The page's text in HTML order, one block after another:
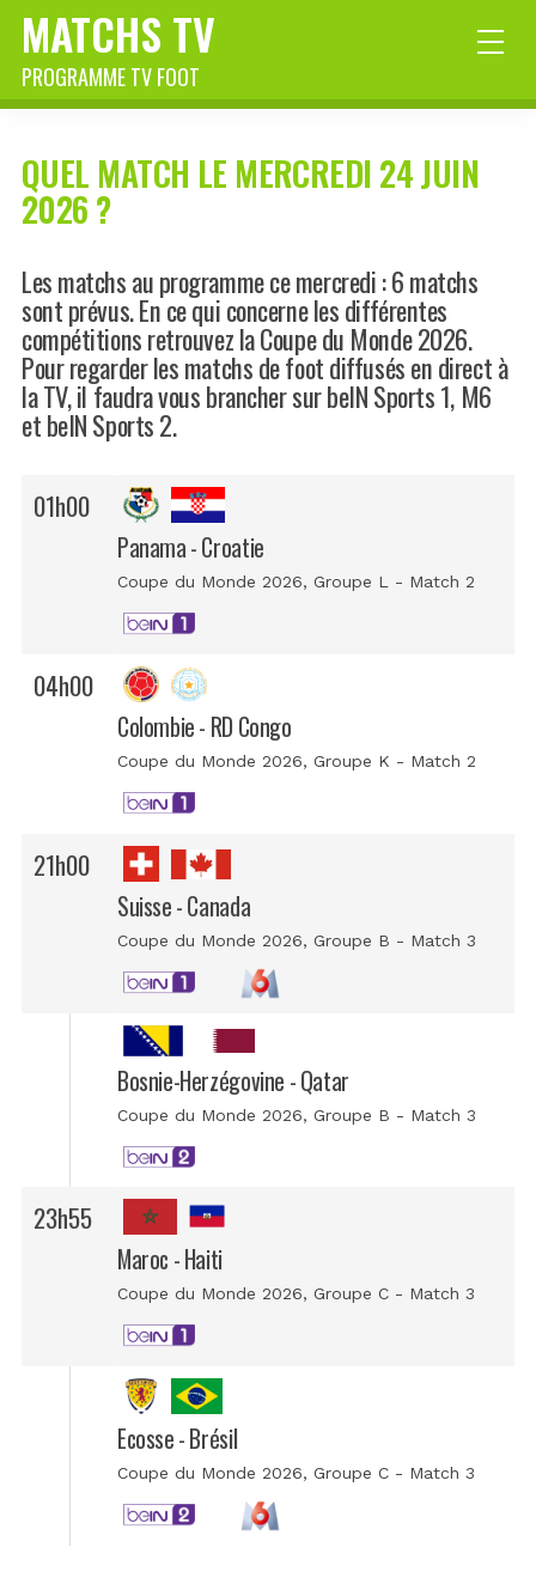
MATCHS TV
PROGRAMME TV FOOT
QUEL MATCH LE MERCREDI 24 JUIN
2026 ?
Les matchs au programme ce mercredi : 6 matchs
sont prévus. En ce qui concerne les différentes
compétitions retrouvez la Coupe du Monde 2026.
Pour regarder les matchs de foot diffusés en direct à
la TV, il faudra vous brancher sur beIN Sports 1, M6
et beIN Sports 2.
01h00
Panama - Croatie
Coupe du Monde 2026, Groupe L - Match 2
04h00
Colombie - RD Congo
Coupe du Monde 2026, Groupe K - Match 2
21h00
Suisse - Canada
Coupe du Monde 2026, Groupe B - Match 3
Bosnie-Herzégovine - Qatar
Coupe du Monde 2026, Groupe B - Match 3
23h55
Maroc - Haiti
Coupe du Monde 2026, Groupe C - Match 3
Ecosse - Brésil
Coupe du Monde 2026, Groupe C - Match 3